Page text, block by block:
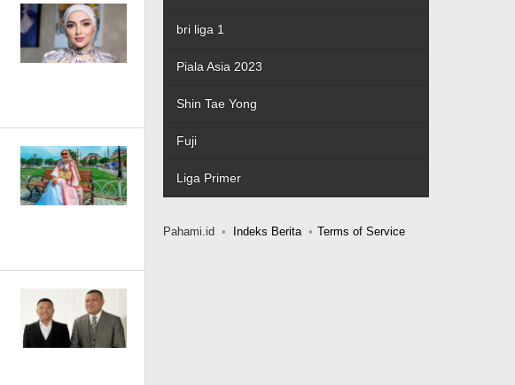
bri liga 1
Piala Asia 2023
Shin Tae Yong
Fuji
Liga Primer
Pahami.id Indeks Berita Terms of Service